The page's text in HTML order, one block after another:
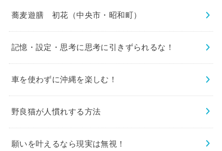
蕎麦遊膳 初花（中央市・昭和町）
記憶・設定・思考に思考に引きずられるな！
車を使わずに沖縄を楽しむ！
野良猫が人慣れする方法
願いを叶えるなら現実は無視！